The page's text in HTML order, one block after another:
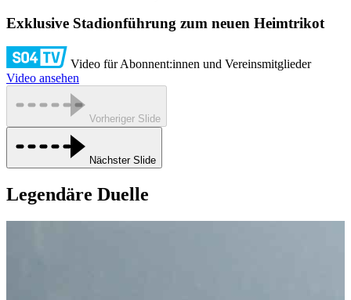
Exklusive Stadionführung zum neuen Heimtrikot
Video für Abonnent:innen und Vereinsmitglieder
Video ansehen
Vorheriger Slide
Nächster Slide
Legendäre Duelle